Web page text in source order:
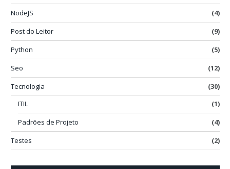
NodeJS
(4)
Post do Leitor
(9)
Python
(5)
Seo
(12)
Tecnologia
(30)
ITIL
(1)
Padrões de Projeto
(4)
Testes
(2)